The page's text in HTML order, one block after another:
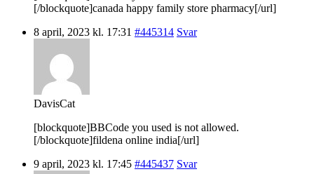
[/blockquote]canada happy family store pharmacy[/url]
8 april, 2023 kl. 17:31 #445314 Svar
DavisCat
[blockquote]BBCode you used is not allowed.
[/blockquote]fildena online india[/url]
9 april, 2023 kl. 17:45 #445437 Svar